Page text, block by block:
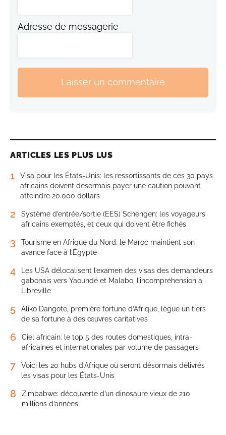
Adresse de messagerie
Laisser un commentaire
ARTICLES LES PLUS LUS
1
Visa pour les États-Unis: les ressortissants de ces 30 pays
africains doivent désormais payer une caution pouvant
atteindre 20.000 dollars
2
Système d’entrée/sortie (EES) Schengen: les voyageurs
africains exemptés, et ceux qui doivent être fichés
3
Tourisme en Afrique du Nord: le Maroc maintient son
avance face à l’Égypte
4
Les USA délocalisent l’examen des visas des demandeurs
gabonais vers Yaoundé et Malabo, l’incompréhension à
Libreville
5
Aliko Dangote, première fortune d’Afrique, lègue un tiers
de sa fortune à des œuvres caritatives
6
Ciel africain: le top 5 des routes domestiques, intra-
africaines et internationales par volume de passagers
7
Voici les 20 hubs d’Afrique où seront désormais délivrés
les visas pour les États-Unis
8
Zimbabwe: découverte d’un dinosaure vieux de 210
millions d’années